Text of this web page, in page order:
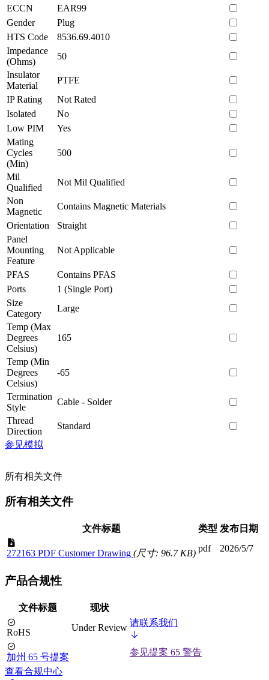
ECCN
EAR99
Gender
Plug
HTS Code
8536.69.4010
Impedance
(Ohms)
50
Insulator
Material
PTFE
IP Rating
Not Rated
Isolated
No
Low PIM
Yes
Mating
Cycles
(Min)
500
Mil
Qualified
Not Mil Qualified
Non
Magnetic
Contains Magnetic Materials
Orientation
Straight
Panel
Mounting
Feature
Not Applicable
PFAS
Contains PFAS
Ports
1 (Single Port)
Size
Category
Large
Temp (Max
Degrees
Celsius)
165
Temp (Min
Degrees
Celsius)
-65
Termination
Style
Cable - Solder
Thread
Direction
Standard
参见模拟
所有相关文件
所有相关文件
文件标题 类型 发布日期
272163 PDF Customer Drawing (尺寸: 96.7 KB) pdf 2026/5/7
产品合规性
文件标题 现状
RoHS Under Review 请联系我们
加州 65 号提案
参见提案 65 警告
查看合规中心